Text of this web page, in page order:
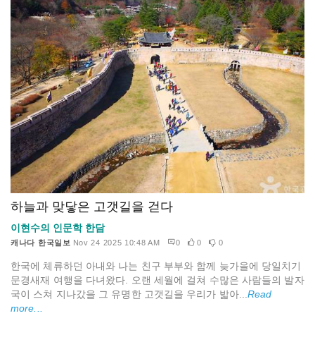
하늘과 맞닿은 고갯길을 걷다
이현수의 인문학 한담
캐나다 한국일보 Nov 24 2025 10:48 AM 0 0 0
한국에 체류하던 아내와 나는 친구 부부와 함께 늦가을에 당일치기
문경새재 여행을 다녀왔다. 오랜 세월에 걸쳐 수많은 사람들의 발자
국이 스쳐 지나갔을 그 유명한 고갯길을 우리가 밟아...Read
more...